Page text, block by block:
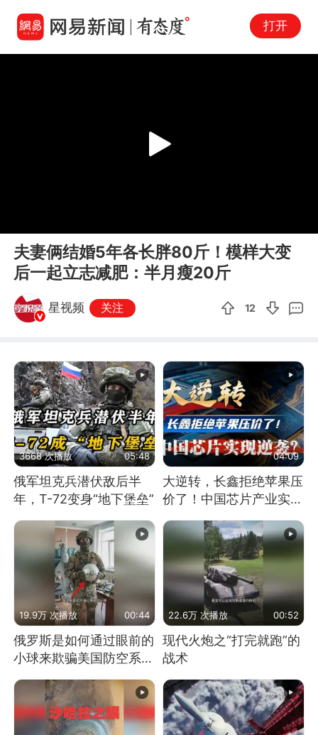
打开
Play
夫妻俩结婚5年各长胖80斤！模样大变
后一起立志减肥：半月瘦20斤
星视频 关注 12
3668 次播放 05:48
俄军坦克兵潜伏敌后半
年，T-72变身“地下堡垒”
04:09
大逆转，长鑫拒绝苹果压
价了！中国芯片产业实现
怎样的逆袭？
19.9万 次播放 00:44
俄罗斯是如何通过眼前的
小球来欺骗美国防空系统
22.6万 次播放 00:52
现代火炮之“打完就跑”的
战术